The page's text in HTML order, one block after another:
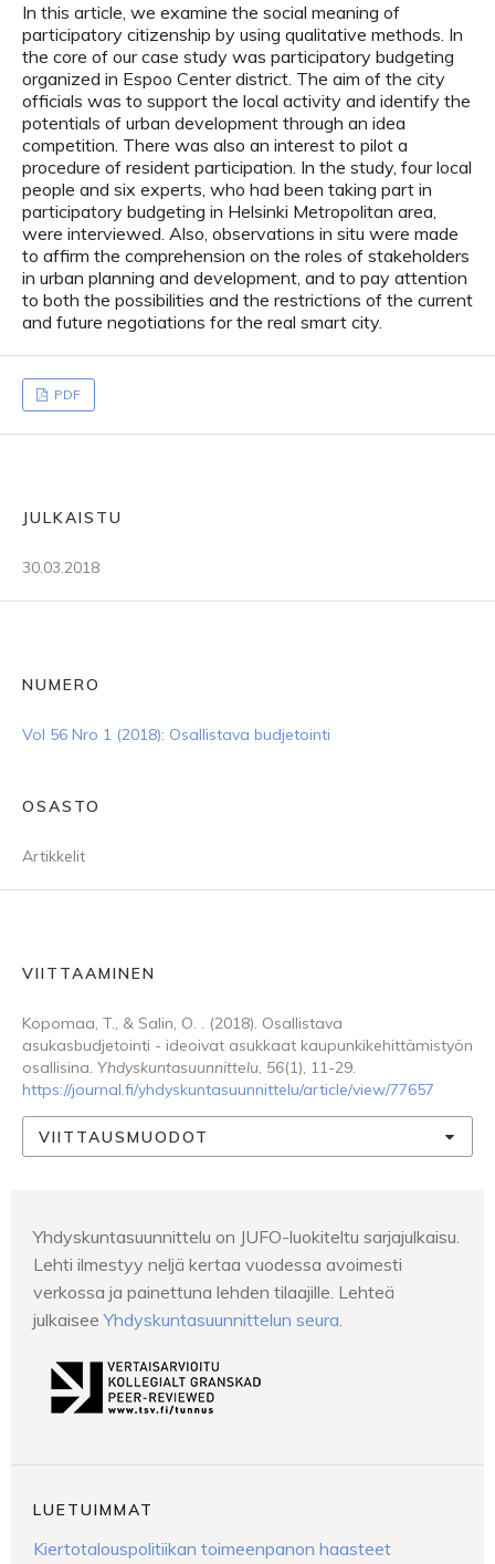
In this article, we examine the social meaning of
participatory citizenship by using qualitative methods. In
the core of our case study was participatory budgeting
organized in Espoo Center district. The aim of the city
officials was to support the local activity and identify the
potentials of urban development through an idea
competition. There was also an interest to pilot a
procedure of resident participation. In the study, four local
people and six experts, who had been taking part in
participatory budgeting in Helsinki Metropolitan area,
were interviewed. Also, observations in situ were made
to affirm the comprehension on the roles of stakeholders
in urban planning and development, and to pay attention
to both the possibilities and the restrictions of the current
and future negotiations for the real smart city.
PDF
JULKAISTU
30.03.2018
NUMERO
Vol 56 Nro 1 (2018): Osallistava budjetointi
OSASTO
Artikkelit
VIITTAAMINEN
Kopomaa, T., & Salin, O. . (2018). Osallistava
asukasbudjetointi - ideoivat asukkaat kaupunkikehittämistyön
osallisina. Yhdyskuntasuunnittelu, 56(1), 11-29.
https://journal.fi/yhdyskuntasuunnittelu/article/view/77657
VIITTAUSMUODOT
Yhdyskuntasuunnittelu on JUFO-luokiteltu sarjajulkaisu.
Lehti ilmestyy neljä kertaa vuodessa avoimesti
verkossa ja painettuna lehden tilaajille. Lehteä
julkaiseeYhdyskuntasuunnittelun seura.
LUETUIMMAT
Kiertotalouspolitiikan toimeenpanon haasteet